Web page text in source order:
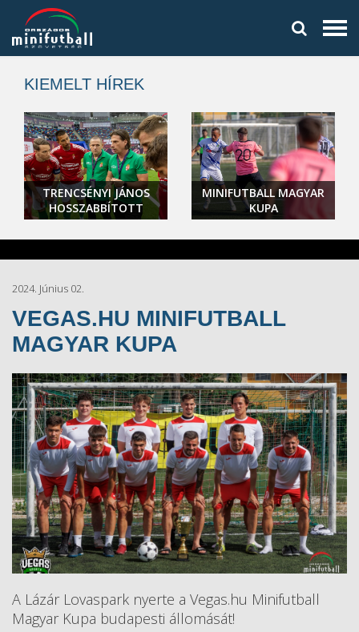
KIEMELT HÍREK
TRENCSÉNYI JÁNOS
HOSSZABBÍTOTT
MINIFUTBALL MAGYAR
KUPA
2024. Június 02.
VEGAS.HU MINIFUTBALL
MAGYAR KUPA
A Lázár Lovaspark nyerte a Vegas.hu Minifutball
Magyar Kupa budapesti állomását!